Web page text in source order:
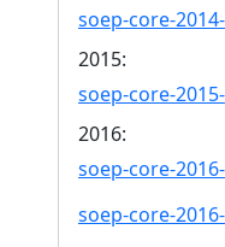
soep-core-
2015:
soep-core-
2016:
soep-core-
soep-core-